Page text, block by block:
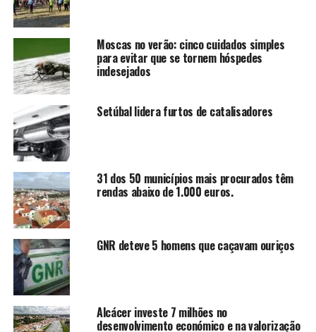
Moscas no verão: cinco cuidados simples
para evitar que se tornem hóspedes
indesejados
Setúbal lidera furtos de catalisadores
31 dos 50 municípios mais procurados têm
rendas abaixo de 1.000 euros.
GNR deteve 5 homens que caçavam ouriços
Alcácer investe 7 milhões no
desenvolvimento económico e na valorização